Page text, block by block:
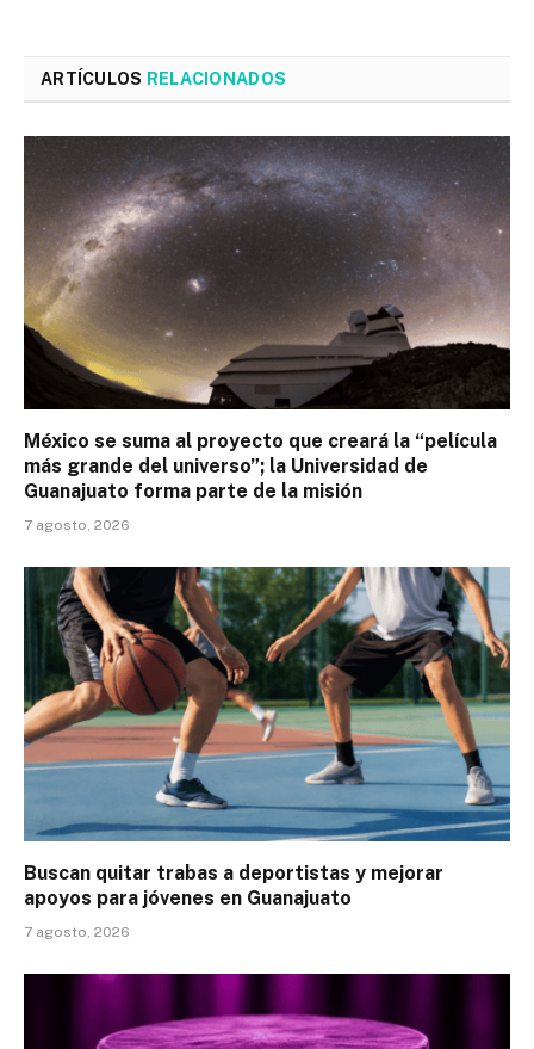
ARTÍCULOS RELACIONADOS
México se suma al proyecto que creará la “película
más grande del universo”; la Universidad de
Guanajuato forma parte de la misión
7 agosto, 2026
Buscan quitar trabas a deportistas y mejorar
apoyos para jóvenes en Guanajuato
7 agosto, 2026